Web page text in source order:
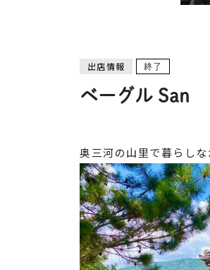
出店情報 終了
ベーグル San
奥三河の山里で暮らし